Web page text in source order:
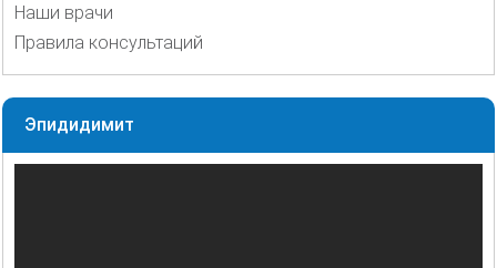
Наши врачи
Правила консультаций
Эпидидимит